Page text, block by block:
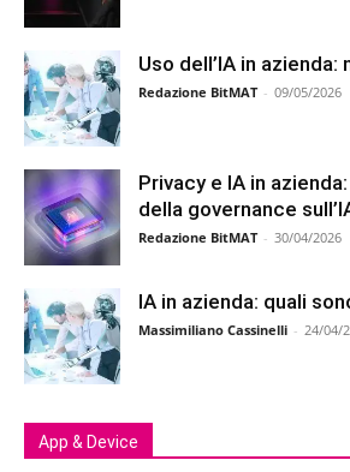
Uso dell’IA in azienda:
Redazione BitMAT - 09/05/2026
Privacy e IA in
della governance
Redazione BitMAT - 30/04/2026
IA in azienda: quali
Massimiliano Cassinelli - 24/04/
App & Device